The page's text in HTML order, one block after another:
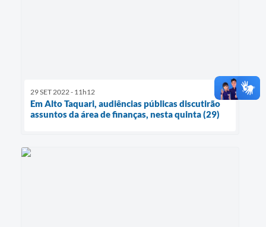
29 SET 2022 - 11h12
Em Alto Taquari, audiências públicas discutirão
assuntos da área de finanças, nesta quinta (29)